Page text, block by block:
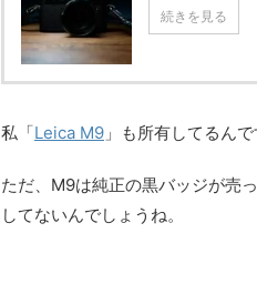
続きを見る
私「Leica M9 」も所有してるん
ただ、M9は純正の黒バッジが売っ
してないんでしょうね。